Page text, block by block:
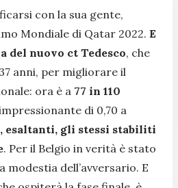
con la sua gente,
Mondiale di Qatar 2022. E
del nuovo ct Tedesco, che
anni, per migliorare il
ora è a 77 in 110
di 0,70 a
esaltanti, gli stessi stabiliti
. Per il Belgio in verità è stato
dell’avversario. E